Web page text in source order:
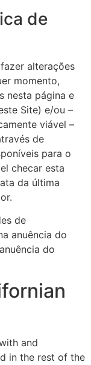
de
alterações
momento,
nesta página e
Site) e/ou –
viável –
de
para o
checar esta
da última
de
anuência do
do
and
in the rest of the